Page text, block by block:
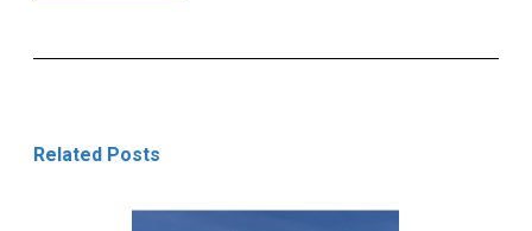
Related Posts